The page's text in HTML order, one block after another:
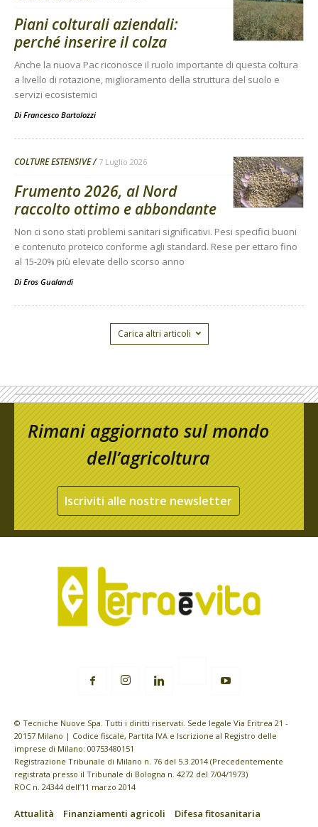
Piani colturali aziendali:
perché inserire il colza
Anche la nuova Pac riconosce il ruolo importante di questa coltura
a livello di rotazione, miglioramento della struttura del suolo e
servizi ecosistemici
Di Francesco Bartolozzi
COLTURE ESTENSIVE 7 Luglio 2026
Frumento 2026, al Nord
raccolto ottimo e abbondante
Non ci sono stati problemi sanitari significativi. Pesi specifici buoni
e contenuto proteico conforme agli standard. Rese per ettaro fino
al 15-20% più elevate dello scorso anno
Di Eros Gualandi
Carica altri articoli
Rimani aggiornato sul mondo
dell’agricoltura
Iscriviti alle nostre newsletter
© Tecniche Nuove Spa. Tutti i diritti riservati. Sede legale Via Eritrea 21 -
20157 Milano | Codice fiscale, Partita IVA e Iscrizione al Registro delle
imprese di Milano: 00753480151
Registrazione Tribunale di Milano n. 76 del 5.3.2014 (Precedentemente
registrata presso il Tribunale di Bologna n. 4272 del 7/04/1973)
ROC n. 24344 dell’11 marzo 2014
Attualità Finanziamenti agricoli
Difesa fitosanitaria